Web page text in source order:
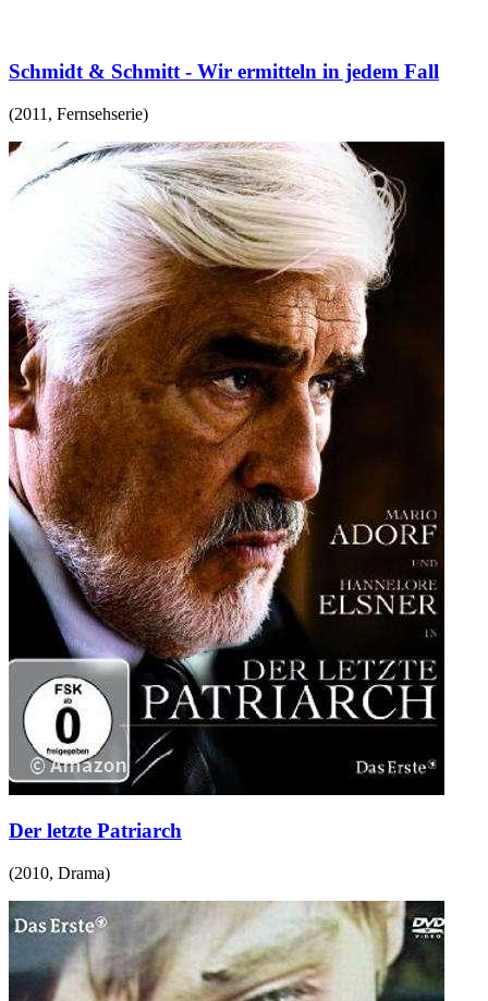
Schmidt & Schmitt - Wir ermitteln in jedem Fall
(2011 , Fernsehserie)
Der letzte Patriarch
(2010, Drama)